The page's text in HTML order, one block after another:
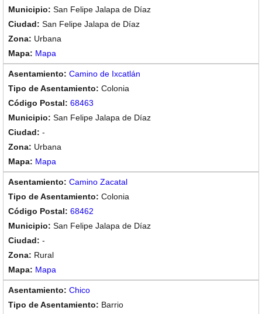
San Felipe Jalapa de Díaz
San Felipe Jalapa de Díaz
Urbana
Mapa
Camino de Ixcatlán
Colonia
68463
San Felipe Jalapa de Díaz
-
Urbana
Mapa
Camino Zacatal
Colonia
68462
San Felipe Jalapa de Díaz
-
Rural
Mapa
Chico
Barrio